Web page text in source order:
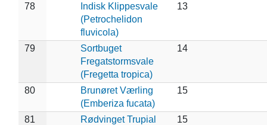
78
Indisk Klippesvale
(Petrochelidon
fluvicola)
13
79
Sortbuget
Fregatstormsvale
(Fregetta tropica)
14
80
Brunøret Værling
(Emberiza fucata)
15
81
Rødvinget Trupial
15